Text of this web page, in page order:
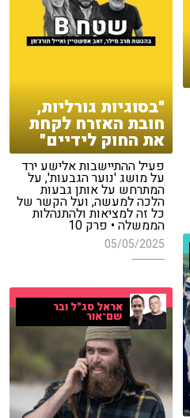
"בסוגיות גורליות,
חובת האזרח לקחת
את החוק לידיים"
פעיל ההתיישבות אלישע ירד
על מושג 'נוער הגבעות', על
המתרחש על אותן גבעות
הלכה למעשה, ועל הקשר של
כל זה למציאות ולהתנהלות
הממשלה • פרק 10
05/05/2025
אראל סג"ל ובר
שם־אור